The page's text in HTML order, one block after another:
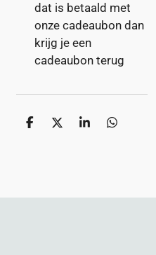
dat is betaald met
onze cadeaubon dan
krijg je een
cadeaubon terug
D
D
S
D